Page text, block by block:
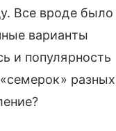
Все вроде было
варианты
и популярность
разных